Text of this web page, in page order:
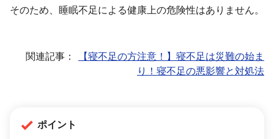
そのため、睡眠不足による健康上の危険性はありません。
関連記事：
【寝不足の方注意！】寝不足は災難の始ま
り！寝不足の悪影響と対処法
ポイント